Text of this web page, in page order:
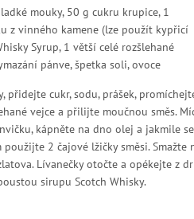
mouky, 50 g cukru krupice, 1
z vinného kamene (lze použít kypřicí
Syrup, 1 větší celé rozšlehané
pánve, špetka soli, ovoce
přidejte cukr, sodu, prášek,
vejce a přilijte moučnou směs.
kápněte na dno olej a jakmile
2 čajové lžičky směsi.
Lívanečky otočte a opékejte z
sirupu Scotch Whisky.